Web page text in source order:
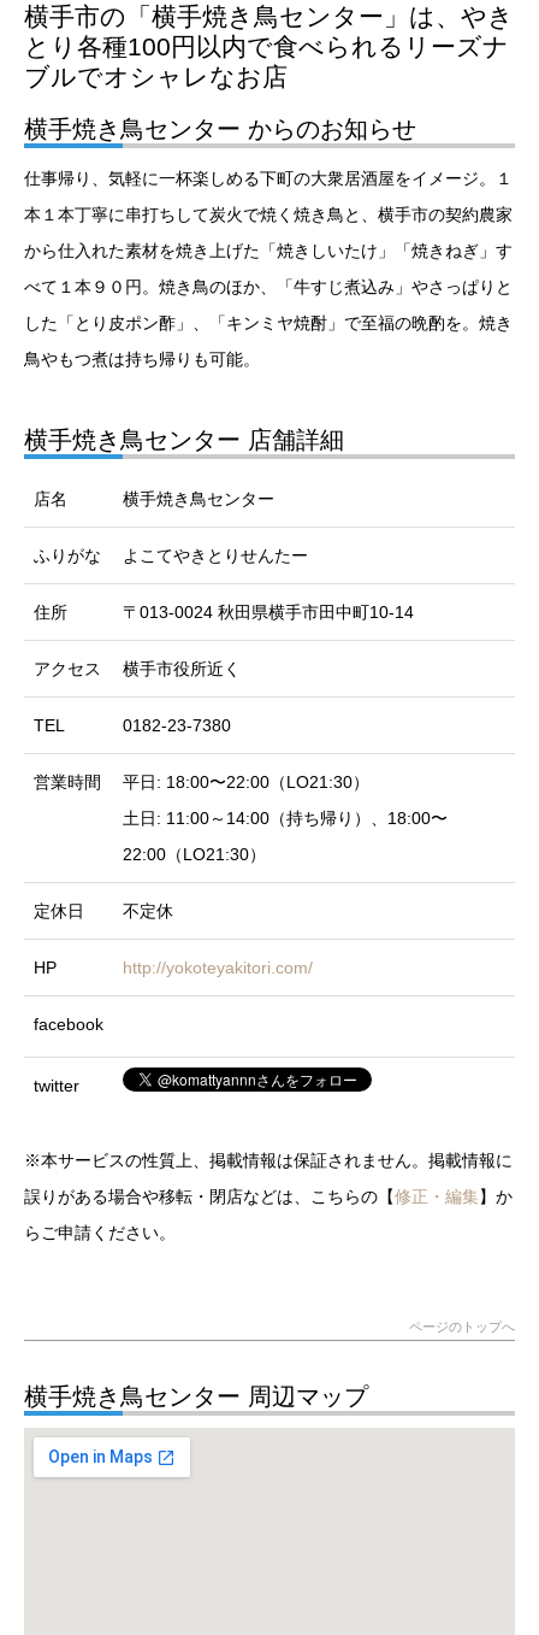
横手市の「横手焼き鳥センター」は、やき
とり各種100円以内で食べられるリーズナ
ブルでオシャレなお店
横手焼き鳥センター からのお知らせ
仕事帰り、気軽に一杯楽しめる下町の大衆居酒屋をイメージ。１
本１本丁寧に串打ちして炭火で焼く焼き鳥と、横手市の契約農家
から仕入れた素材を焼き上げた「焼きしいたけ」「焼きねぎ」す
べて１本９０円。焼き鳥のほか、「牛すじ煮込み」やさっぱりと
した「とり皮ポン酢」、「キンミヤ焼酎」で至福の晩酌を。焼き
鳥やもつ煮は持ち帰りも可能。
横手焼き鳥センター 店舗詳細
店名 横手焼き鳥センター
ふりがな よこてやきとりせんたー
住所 〒013-0024 秋田県横手市田中町10-14
アクセス 横手市役所近く
TEL 0182-23-7380
営業時間
平日: 18:00〜22:00（LO21:30）
土日: 11:00～14:00（持ち帰り）、18:00〜
22:00（LO21:30）
定休日 不定休
HP http://yokoteyakitori.com/
facebook
twitter
※本サービスの性質上、掲載情報は保証されません。掲載情報に
誤りがある場合や移転・閉店などは、こちらの【修正・編集】か
らご申請ください。
ページのトップへ
横手焼き鳥センター 周辺マップ